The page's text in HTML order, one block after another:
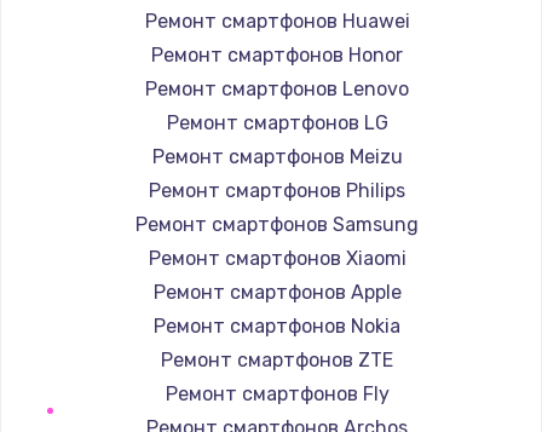
Замена / ремонт электронного модуля
управления
600 руб.
Заказать
Замена конфорки
Заказать
Замена платы сенсора
Заказать
Ремонт смартфонов Huawei
Ремонт смартфонов Honor
Ремонт смартфонов Lenovo
Ремонт смартфонов LG
Ремонт смартфонов Meizu
Ремонт смартфонов Philips
Ремонт смартфонов Samsung
Ремонт смартфонов Xiaomi
Ремонт смартфонов Apple
Ремонт смартфонов Nokia
Ремонт смартфонов ZTE
Ремонт смартфонов Fly
Ремонт смартфонов Archos